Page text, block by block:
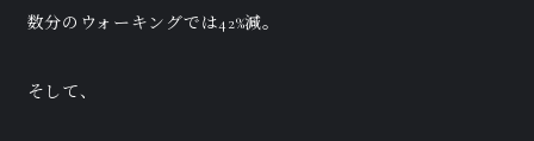
数分のウォーキングでは42%減。
そして、